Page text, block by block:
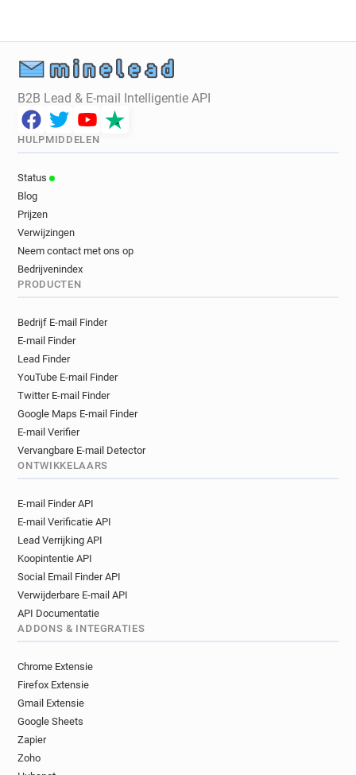
B2B Lead & E-mail Intelligentie API
HULPMIDDELEN
Status
Blog
Prijzen
Verwijzingen
Neem contact met ons op
Bedrijvenindex
PRODUCTEN
Bedrijf E-mail Finder
E-mail Finder
Lead Finder
YouTube E-mail Finder
Twitter E-mail Finder
Google Maps E-mail Finder
E-mail Verifier
Vervangbare E-mail Detector
ONTWIKKELAARS
E-mail Finder API
E-mail Verificatie API
Lead Verrijking API
Koopintentie API
Social Email Finder API
Verwijderbare E-mail API
API Documentatie
ADDONS & INTEGRATIES
Chrome Extensie
Firefox Extensie
Gmail Extensie
Google Sheets
Zapier
Zoho